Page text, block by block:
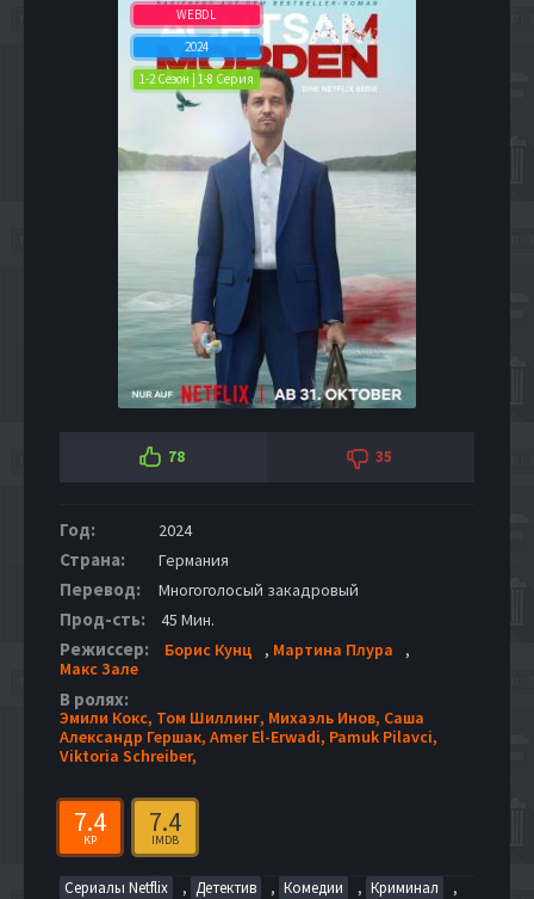
WEBDL
2024
1-2 Сезон | 1-8 Серия
78 35
Год: 2024
Страна: Германия
Перевод: Многоголосый закадровый
Прод-сть: 45 Мин.
Режиссер: Борис Кунц , Мартина Плура
,
Макс Зале
В ролях:
Эмили Кокс, Том Шиллинг, Михаэль Инов, Саша
Александр Гершак, Amer El-Erwadi, Pamuk Pilavci,
Viktoria Schreiber,
7.4
KP
7.4
IMDB
Сериалы Netflix , Детектив , Комедии , Криминал ,